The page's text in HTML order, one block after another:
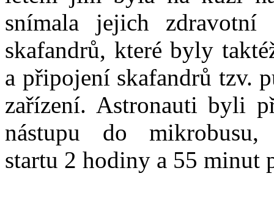
snímala jejich zdravotní
skafandrů, které byly
a připojení skafandrů tzv.
zařízení. Astronauti byli
nástupu do
startu 2 hodiny a 55 minut